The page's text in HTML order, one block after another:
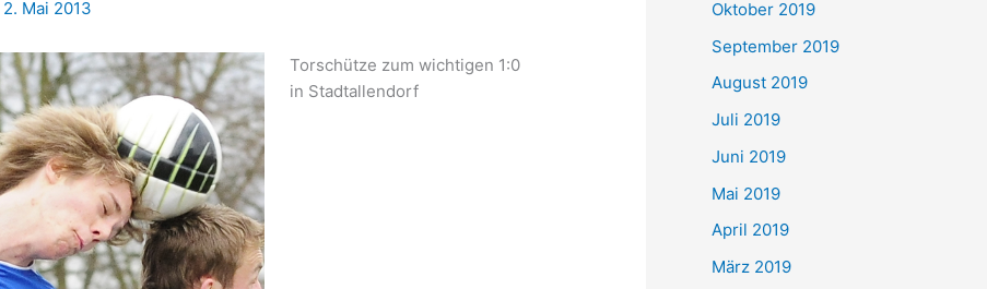
2. Mai 2013
Torschütze zum wichtigen 1:0
in Stadtallendorf
Oktober 2019
September 2019
August 2019
Juli 2019
Juni 2019
Mai 2019
April 2019
März 2019